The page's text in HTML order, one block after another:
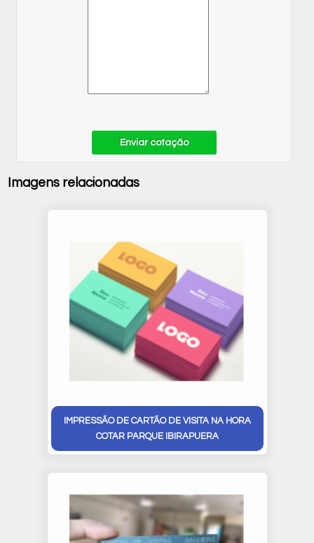
Enviar cotação
Imagens relacionadas
IMPRESSÃO DE CARTÃO DE VISITA NA HORA
COTAR PARQUE IBIRAPUERA